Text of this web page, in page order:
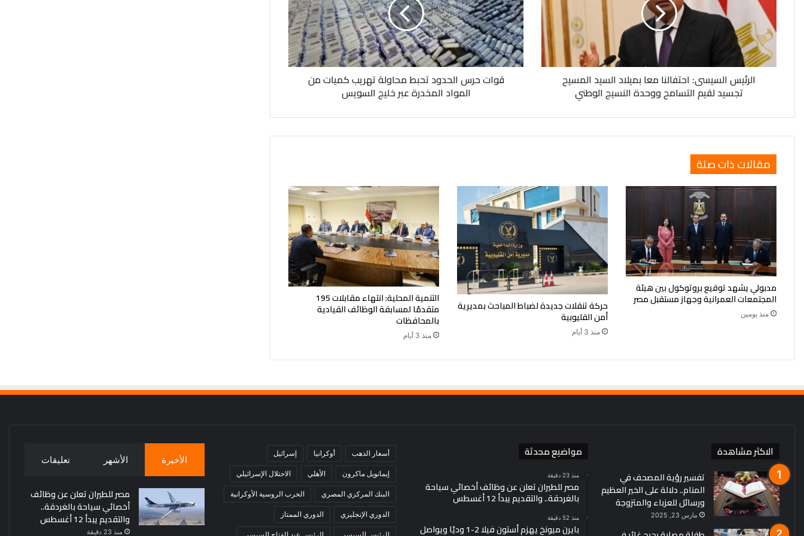
بميلاد
السيد
المسيح
تجسيد
لقيم
التسامح
الوطني
الرئيس السيسى: احتفالنا معا بميلاد السيد المسيح
تجسيد لقيم التسامح ووحدة النسيج الوطني
تحبط
محاولة
تهريب
كميات
من
المواد
المخدرة
السويس
قوات حرس الحدود تحبط محاولة تهريب كميات من
المواد المخدرة عبر خليج السويس
مقالات ذات صلة
مدبولي يشهد توقيع بروتوكول بين هيئة
المجتمعات العمرانية وجهاز مستقبل مصر
منذ يومين
حركة تنقلات جديدة لضباط المباحث بمديرية
أمن القليوبية
منذ 3 أيام
التنمية المحلية: انتهاء مقابلات 195
متقدمًا لمسابقة الوظائف القيادية
بالمحافظات
منذ 3 أيام
الاكثر مشاهدة
تفسير رؤية المصحف في
المنام.. دلالة على الخير العظيم
ورسائل للعزباء والمتزوجة
مارس 23, 2025
مواضيع محدثة
منذ 23 دقيقة
مصر للطيران تعلن عن وظائف أخصائي سياحة
بالغردقة.. والتقديم يبدأ 12 أغسطس
منذ 52 دقيقة
بايرن ميونخ يهزم أستون فيلا 2-1 وديًا ويواصل
أسعار الذهب أوكرانيا إسرائيل
إيمانويل ماكرون الأهلي الاحتلال الإسرائيلي
البنك المركزي المصري الحرب الروسية الأوكرانية
الدوري الإنجليزي الدوري الممتاز
الأخيرة الأشهر تعليقات
مصر للطيران تعلن عن وظائف
أخصائي سياحة بالغردقة..
والتقديم يبدأ 12 أغسطس
منذ 23 دقيقة